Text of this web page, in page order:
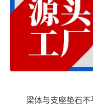
梁体与支座垫石不